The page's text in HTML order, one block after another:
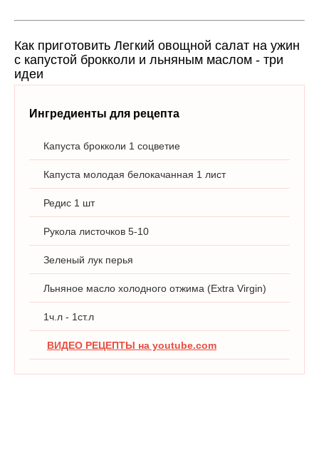
Как приготовить Легкий овощной салат на ужин
с капустой брокколи и льняным маслом - три
идеи
Ингредиенты для рецепта
Капуста брокколи 1 соцветие
Капуста молодая белокачанная 1 лист
Редис 1 шт
Рукола листочков 5-10
Зеленый лук перья
Льняное масло холодного отжима (Extra Virgin)
1ч.л - 1ст.л
ВИДЕО РЕЦЕПТЫ на youtube.com